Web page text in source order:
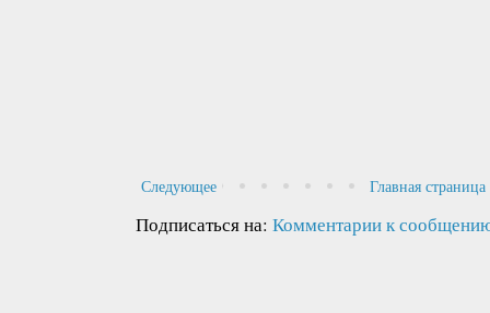
Следующее Главная страница
Подписаться на: Комментарии к